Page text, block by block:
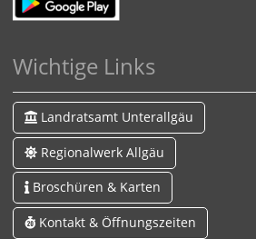
Wichtige Links
Landratsamt Unterallgäu
Regionalwerk Allgäu
Broschüren & Karten
Kontakt & Öffnungszeiten